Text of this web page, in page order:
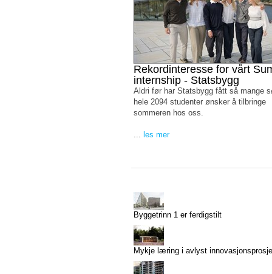
Rekordinteresse for vårt
internship - Statsbygg
Aldri før har Statsbygg fått så mange
hele 2094 studenter ønsker å tilbringe
sommeren hos oss.
... les mer
Byggetrinn 1 er ferdigstilt
Mykje læring i avlyst